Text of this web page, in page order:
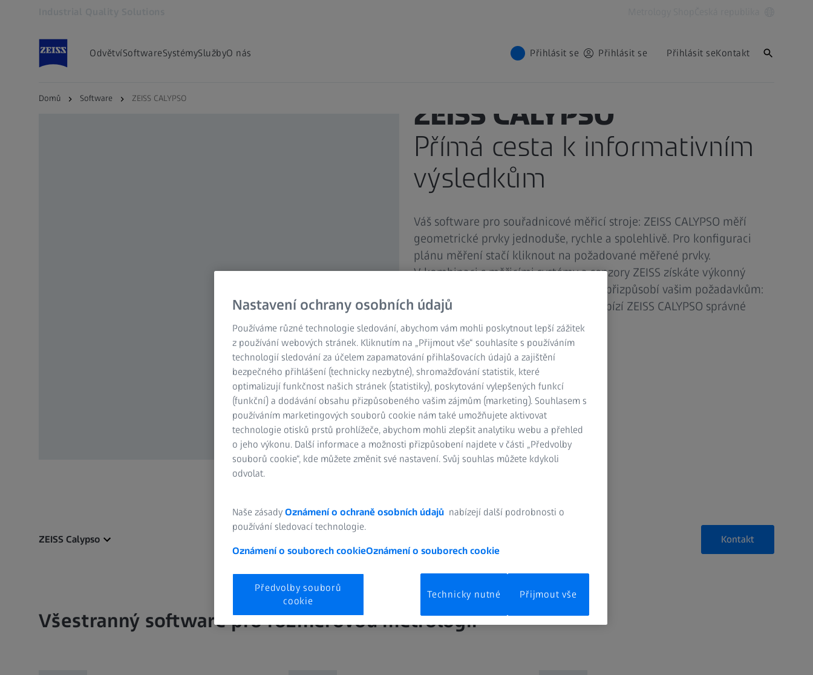
OdvětvíSoftwareSystémySlužbyO nás Přihlásit se Přihlásit se Přihlásit seKontakt
Domů Software ZEISS CALYPSO
ZEISS CALYPSO
Přímá cesta k informativním
výsledkům
Váš software pro souřadnicové měřicí stroje: ZEISS CALYPSO měří
geometrické prvky jednoduše, rychle a spolehlivě. Pro konfiguraci
plánu měření stačí kliknout na požadované měřené prvky.
V kombinaci s měřicími systémy a senzory ZEISS získáte výkonný
komplexní systém. Software se navíc přizpůsobí vašim požadavkům:
Díky mnoha volitelným doplňkům nabízí ZEISS CALYPSO správné
nástroje i pro speciální požadavky.
Podívejte se na video
ZEISS Calypso Kontakt
Všestranný software pro rozměrovou metrologii
Nastavení ochrany osobních údajů
Používáme různé technologie sledování, abychom vám mohli poskytnout lepší zážitek
z používání webových stránek. Kliknutím na „Přijmout vše“ souhlasíte s používáním
technologií sledování za účelem zapamatování přihlašovacích údajů a zajištění
bezpečného přihlášení (technicky nezbytné), shromažďování statistik, které
optimalizují funkčnost našich stránek (statistiky), poskytování vylepšených funkcí
(funkční) a dodávání obsahu přizpůsobeného vašim zájmům (marketing). Souhlasem s
používáním marketingových souborů cookie nám také umožňujete aktivovat
technologie otisků prstů prohlížeče, abychom mohli zlepšit analytiku webu a přehled
o jeho výkonu. Další informace a možnosti přizpůsobení najdete v části „Předvolby
souborů cookie“, kde můžete změnit své nastavení. Svůj souhlas můžete kdykoli
odvolat.
Naše zásady Oznámení o ochraně osobních údajů nabízejí další podrobnosti o
používání sledovací technologie.
Oznámení o souborech cookieOznámení o souborech cookie
Předvolby souborů
cookie
Technicky nutné Přijmout vše